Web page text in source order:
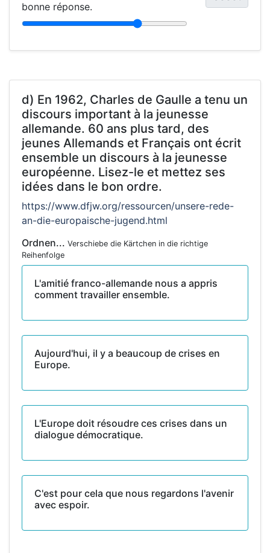
bonne réponse.
d) En 1962, Charles de Gaulle a tenu un
discours important à la jeunesse
allemande. 60 ans plus tard, des
jeunes Allemands et Français ont écrit
ensemble un discours à la jeunesse
européenne. Lisez-le et mettez ses
idées dans le bon ordre.
https://www.dfjw.org/ressourcen/unsere-rede-
an-die-europaische-jugend.html
Ordnen... Verschiebe die Kärtchen in die richtige
Reihenfolge
L'amitié franco-allemande nous a appris
comment travailler ensemble.
Aujourd'hui, il y a beaucoup de crises en
Europe.
L'Europe doit résoudre ces crises dans un
dialogue démocratique.
C'est pour cela que nous regardons l'avenir
avec espoir.